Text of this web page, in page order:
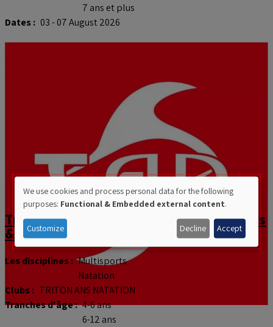
7 ans et plus
Dates : 03 - 07 August 2026
Triton Ans Natation - Stage multisports
& natation
Les disciplines : Multisports
Natation
Clubs : TRITON ANS NATATION
Tranches d'âge : 4-6 ans
6-12 ans
Use
of
personal
data
and
cookies
We use cookies and process personal data for the following
purposes: Functional & Embedded external content.
Customize Decline Accept